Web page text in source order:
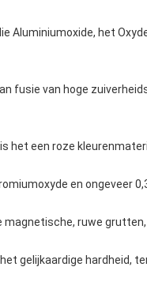
Aluminiumoxide, het
fusie van hoge
het een roze
en ongeveer
ruwe
gelijkaardige hardheid,